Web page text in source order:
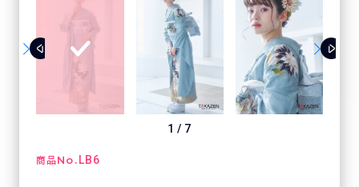
1 / 7
商品No. LB6